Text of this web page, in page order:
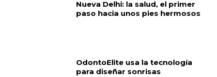
Nueva Delhi: la salud, el primer
paso hacia unos pies hermosos
OdontoElite usa la tecnología
para diseñar sonrisas